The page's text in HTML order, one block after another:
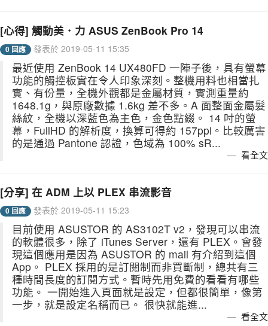
[心得] 觸動美．力 ASUS ZenBook Pro 14
0 回應 發表於 2019-05-11 15:35
最近使用 ZenBook 14 UX480FD 一陣子後，具有螢幕
功能的觸控板實在令人印象深刻。整機用料也相當扎
實、有份量，全機外觀都是金屬材質，實測重量約
1648.1g，與原廠數據 1.6kg 差不多。A 面整面金屬髮
絲紋，全機以深藍色為主色，金色點綴。 14 吋的螢
幕，FullHD 的解析度，換算可得約 157ppi。比較厲害
的是通過 Pantone 認證，色域為 100% sR...
看全文
[分享] 在 ADM 上以 PLEX 串流影音
0 回應 發表於 2019-05-11 15:23
目前使用 ASUSTOR 的 AS3102T v2，發現可以串流
的軟體很多，除了 iTunes Server，還有 PLEX。會發
現這個應用是因為 ASUSTOR 的 mail 有介紹到這個
App。 PLEX 採用的是訂閱制而非買斷制，總共有三
種時間長度的訂閱方式。暫時先用免費的看看有哪些
功能。 一開始進入頁面就是設定，但都很簡單，像第
一步，就是設定名稱而已。 很快就能進...
看全文